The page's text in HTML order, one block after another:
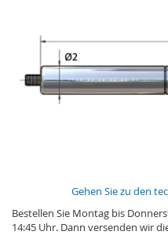
Gehen Sie zu den
Bestellen Sie Montag bis
14:45 Uhr. Dann versenden wir